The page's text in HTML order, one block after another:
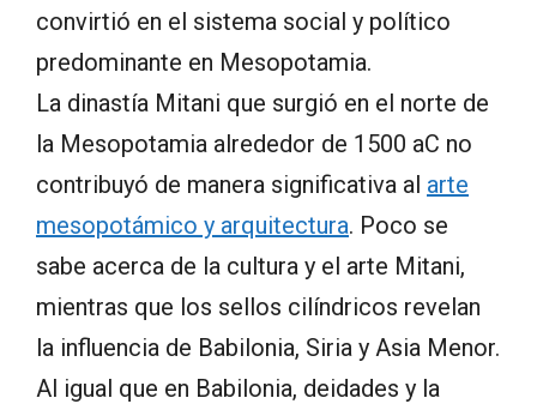
convirtió en el sistema social y político
predominante en Mesopotamia.
La dinastía Mitani que surgió en el norte de
la Mesopotamia alrededor de 1500 aC no
contribuyó de manera significativa al arte
mesopotámico y arquitectura. Poco se
sabe acerca de la cultura y el arte Mitani,
mientras que los sellos cilíndricos revelan
la influencia de Babilonia, Siria y Asia Menor.
Al igual que en Babilonia, deidades y la